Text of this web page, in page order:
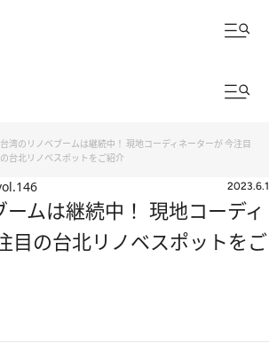
台湾のリノベブームは継続中！ 現地コーディネーターが 今注目
の台北リノベスポットをご紹介
2023.6.1
ムは継続中！ 現地コーディ
目の台北リノベスポットをご